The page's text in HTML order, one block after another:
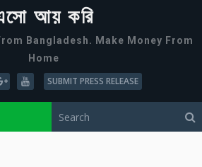
আয় করি
Bangladesh. Make Money From
Home
SUBMIT PRESS RELEASE